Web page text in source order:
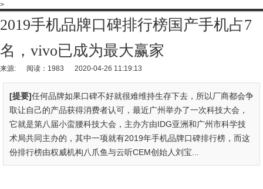
>
2019手机品牌口碑排行榜国产手机占7
名，vivo已成为最大赢家
来源: 阅读：1983 2020-04-26 11:19:13
[提要]任何品牌如果口碑不好就很难维持生存下去，所以厂商都会争
取让自己的产品获得消费者认可，最近广州举办了一次科技大会，
它就是第八届小蛮腰科技大会，主办方由IDG亚洲和广州市科学技
术局共同主办的，其中一项就有2019年手机品牌口碑排行榜，而这
份排行榜由权威机构八爪鱼与云听CEM创始人刘宝...